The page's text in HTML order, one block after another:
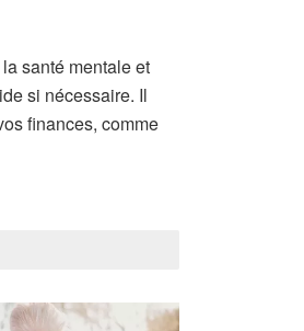
santé mentale et
si nécessaire. Il
finances, comme